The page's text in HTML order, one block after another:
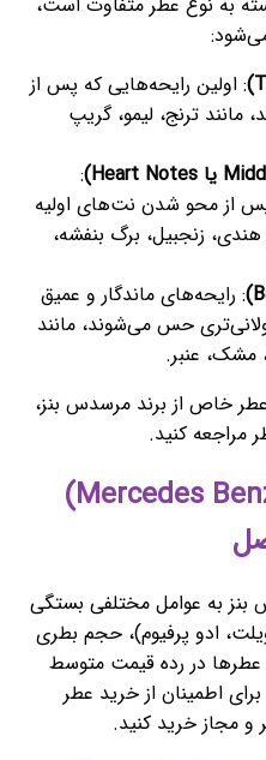
: اولین رایحه‌هایی که پس از
ترنج، لیمو، گریپ
:
از محو شدن نت‌های اولیه
زنجبیل، برگ بنفشه،
: رایحه‌های ماندگار و عمیق
حس می‌شوند، مانند
مشک، عنبر.
خاص از برند مرسدس بنز،
مراجعه کنید.
قیمت عطر و ادکلن (Mercedes Benz)
به عوامل مختلفی بستگی
ادو پرفیوم)، حجم بطری
در رده قیمت متوسط
اطمینان از خرید عطر
و مجاز خرید کنید.